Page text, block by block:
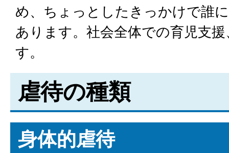
め、ちょっとしたきっかけで誰
あります。社会全体での育児支
す。
虐待の種類
身体的虐待